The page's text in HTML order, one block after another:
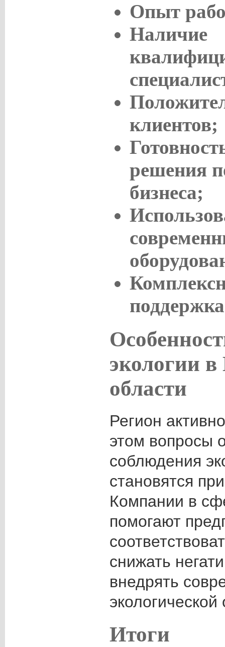
Опыт
Наличие
клиентов;
решения
бизнеса;
экологии
области
Регион
этом вопросы
соблюдения
становятся
Компании в
помогают
снижать
внедрять
экологической
Итоги